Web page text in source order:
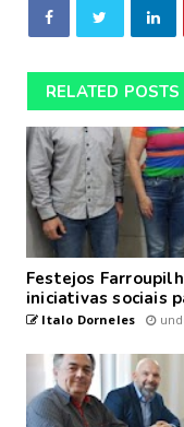
RELATED POSTS
Festejos
iniciativas sociais
Italo Dorneles